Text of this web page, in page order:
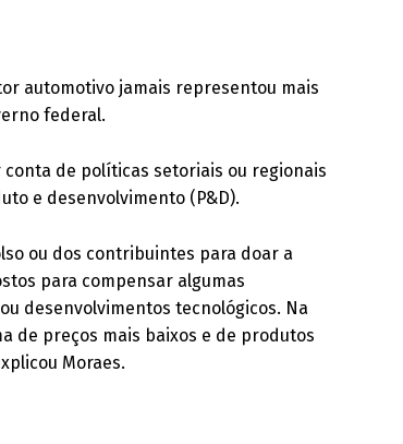
automotivo jamais representou mais
federal.
de políticas setoriais ou regionais
e desenvolvimento (P&D).
ou dos contribuintes para doar a
para compensar algumas
desenvolvimentos tecnológicos. Na
de preços mais baixos e de produtos
Moraes.